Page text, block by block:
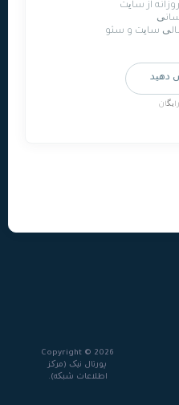
از سایت
سایت و سئو
دهید
Copyright © 2026
پورتال نيک (مرکز
اطلاعات شبکه).